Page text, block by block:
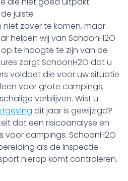
juiste
zover te komen, maar
helpen wij van SchoonH2O
te hoogte te zijn van de
zorgt SchoonH2O dat u
voldoet die voor uw situatie
voor grote campings,
verblijven. Wist u
dit jaar is gewijzigd?
dat een risicoanalyse en
voor campings. SchoonH2O
als de Inspectie
hierop komt controleren.